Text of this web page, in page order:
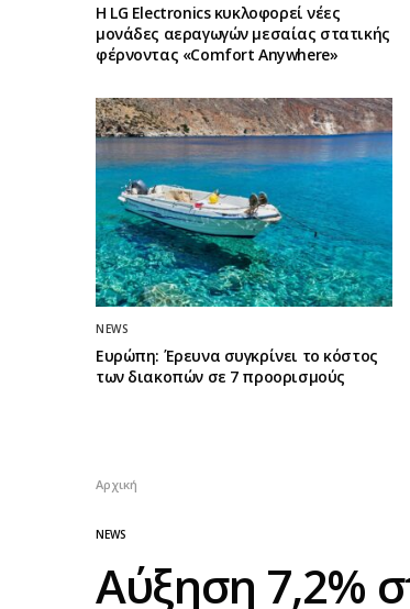
Η LG Electronics κυκλοφορεί νέες
μονάδες αεραγωγών μεσαίας στατικής
φέρνοντας «Comfort Anywhere»
NEWS
Ευρώπη: Έρευνα συγκρίνει το κόστος
των διακοπών σε 7 προορισμούς
Αρχική
NEWS
Αύξηση 7,2%